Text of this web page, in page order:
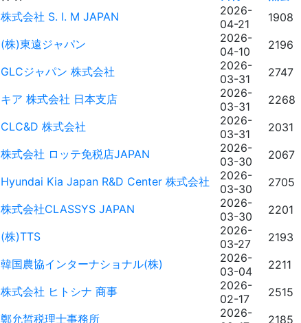
株式会社 S. I. M JAPAN
2026-
04-21
1908
(株)東遠ジャパン
2026-
04-10
2196
GLCジャパン 株式会社
2026-
03-31
2747
キア 株式会社 日本支店
2026-
03-31
2268
CLC&D 株式会社
2026-
03-31
2031
株式会社 ロッテ免税店JAPAN
2026-
03-30
2067
Hyundai Kia Japan R&D Center 株式会社
2026-
03-30
2705
株式会社CLASSYS JAPAN
2026-
03-30
2201
(株)TTS
2026-
03-27
2193
韓国農協インターナショナル(株)
2026-
03-04
2211
株式会社 ヒトシナ 商事
2026-
02-17
2515
鄭允皙税理士事務所
2026-
2185